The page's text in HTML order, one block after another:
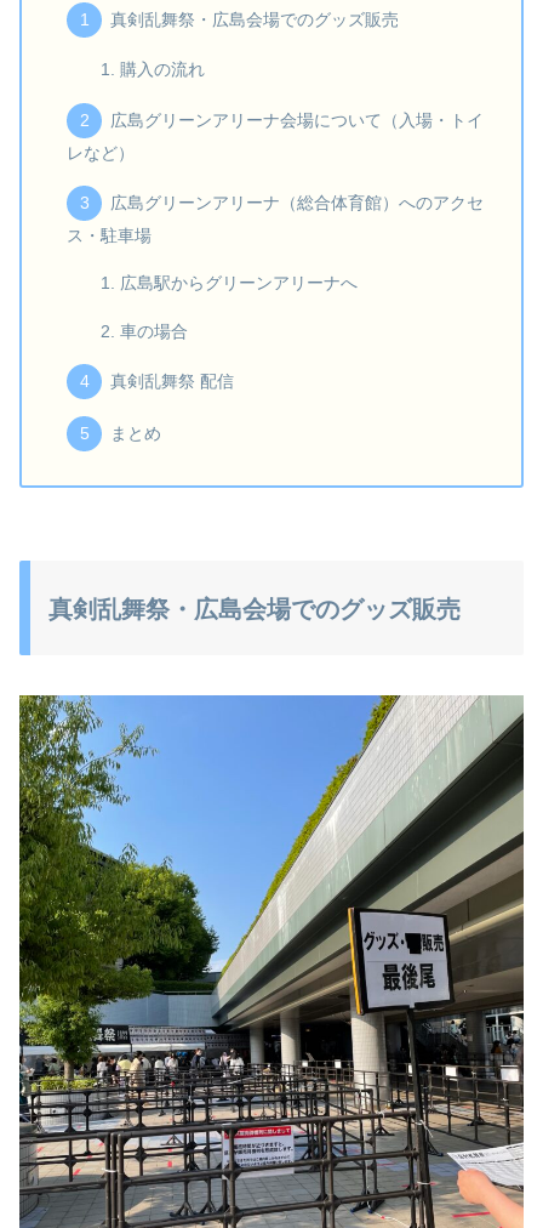
真剣乱舞祭・広島会場でのグッズ販売
購入の流れ
広島グリーンアリーナ会場について（入場・トイ
レなど）
広島グリーンアリーナ（総合体育館）へのアクセ
ス・駐車場
広島駅からグリーンアリーナへ
車の場合
真剣乱舞祭 配信
まとめ
真剣乱舞祭・広島会場でのグッズ販売